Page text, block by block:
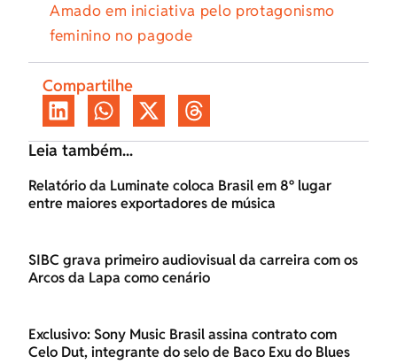
Amado em iniciativa pelo protagonismo
feminino no pagode
Compartilhe
Leia também...
Relatório da Luminate coloca Brasil em 8º lugar
entre maiores exportadores de música
SIBC grava primeiro audiovisual da carreira com os
Arcos da Lapa como cenário
Exclusivo: Sony Music Brasil assina contrato com
Celo Dut, integrante do selo de Baco Exu do Blues